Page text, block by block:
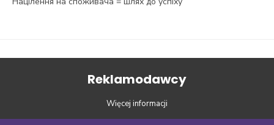
Reklamodawcy
Więcej informacji